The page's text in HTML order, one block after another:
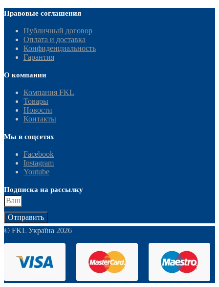
Правовые соглашения
Публичный договор
Оплата и доставка
Конфиденциальность
Гарантия
О компании
Компания FKL
Товары
Новости
Контакты
Мы в соцсетях
Facebook
Instagram
Youtube
Подписка на рассылку
Отправить
© FKL Україна 2026